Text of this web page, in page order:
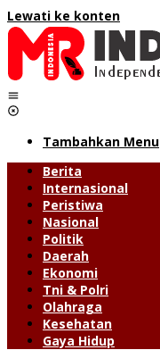
Lewati ke konten
Tambahkan Menu
Berita
Internasional
Peristiwa
Nasional
Politik
Daerah
Ekonomi
Tni & Polri
Olahraga
Kesehatan
Gaya Hidup